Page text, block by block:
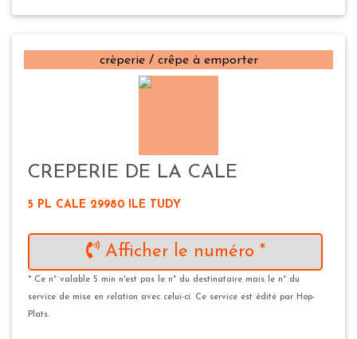
crèperie / crêpe à emporter
CREPERIE DE LA CALE
5 PL CALE 29980 ILE TUDY
Afficher le numéro *
* Ce n° valable 5 min n'est pas le n° du destinataire mais le n° du
service de mise en relation avec celui-ci. Ce service est édité par Hop-
Plats.